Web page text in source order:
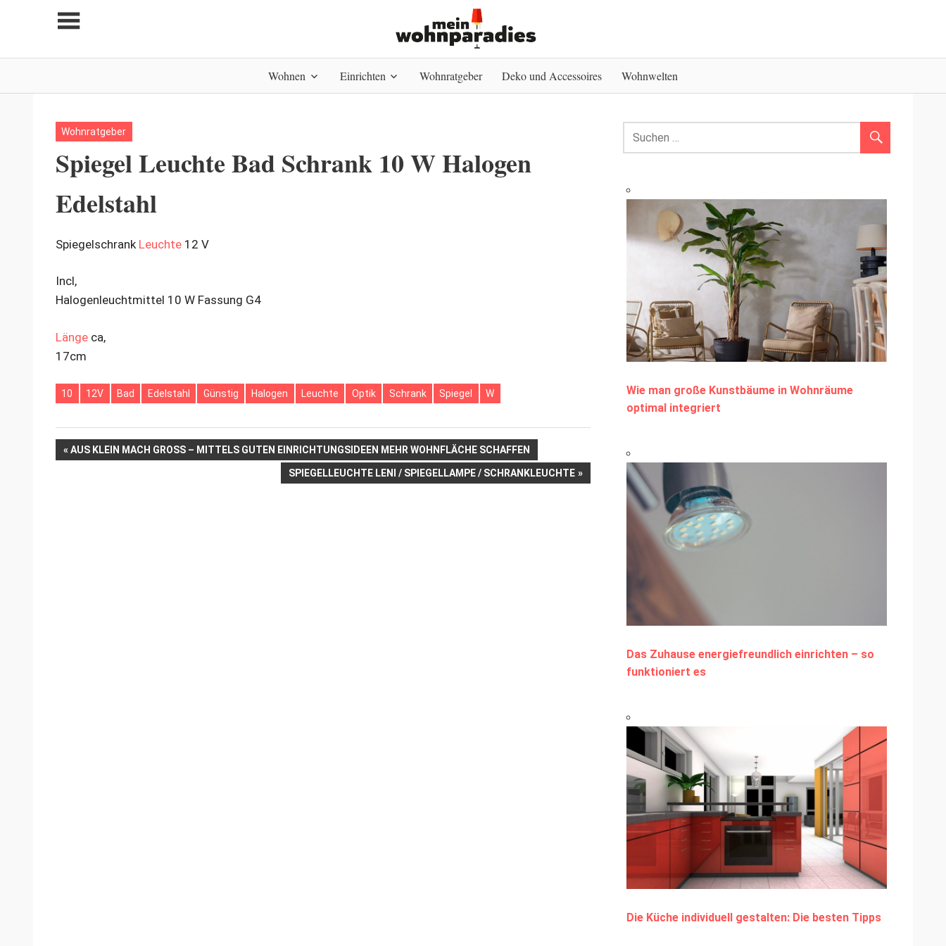
My
is
castle
Wohnen Einrichten Wohnratgeber Deko und Accessoires Wohnwelten
Wohnratgeber
Spiegel Leuchte Bad Schrank 10 W Halogen
Edelstahl
Spiegelschrank Leuchte 12 V
Incl,
Halogenleuchtmittel 10 W Fassung G4
Länge ca,
17cm
10 12V Bad Edelstahl Günstig Halogen Leuchte Optik Schrank Spiegel W
Beitrags-
VORHERIGER
AUS KLEIN MACH GROSS – MITTELS GUTEN EINRICHTUNGSIDEEN MEHR WOHNFLÄCHE SCHAFFEN
NÄCHSTER
SPIEGELLEUCHTE LENI / SPIEGELLAMPE / SCHRANKLEUCHTE
Wie man große Kunstbäume in Wohnräume
optimal integriert
Das Zuhause energiefreundlich einrichten – so
funktioniert es
Die Küche individuell gestalten: Die besten Tipps